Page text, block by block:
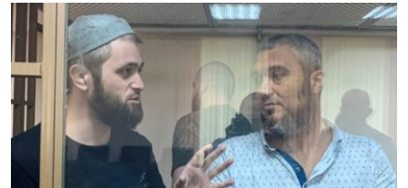
ВСЕ ЗА ДЕНЬ
СПЕЦПРОЕКТИ
ДЕПОРТАЦІЯ
ВІДЕОУРОКИ «ELIFBE»
СВІДЧЕННЯ ОКУПАЦІЇ
УКРАЇНСЬКА ПРОБЛЕМА КРИМУ
ЯК ОБІЙТИ БЛОКУВАННЯ
Русский
Qırımtatar